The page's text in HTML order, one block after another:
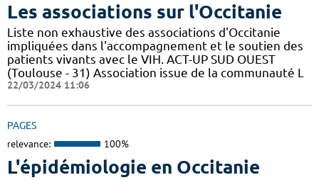
Les associations sur l'Occitanie
Liste non exhaustive des associations d'Occitanie
impliquées dans l'accompagnement et le soutien des
patients vivants avec le VIH. ACT-UP SUD OUEST
(Toulouse - 31) Association issue de la communauté L
22/03/2024 11:06
PAGES
relevance: 100%
L'épidémiologie en Occitanie